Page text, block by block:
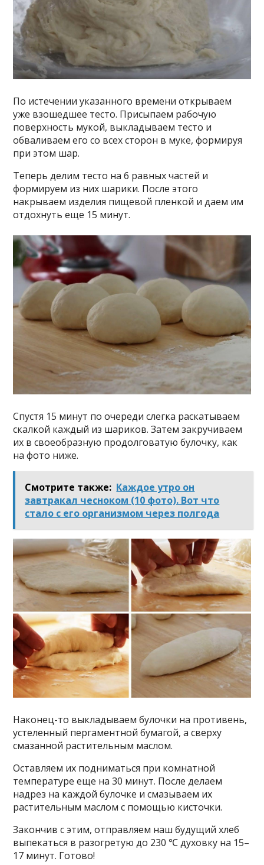
По истечении указанного времени открываем
уже взошедшее тесто. Присыпаем рабочую
поверхность мукой, выкладываем тесто и
обваливаем его со всех сторон в муке, формируя
при этом шар.
Теперь делим тесто на 6 равных частей и
формируем из них шарики. После этого
накрываем изделия пищевой пленкой и даем им
отдохнуть еще 15 минут.
Спустя 15 минут по очереди слегка раскатываем
скалкой каждый из шариков. Затем закручиваем
их в своеобразную продолговатую булочку, как
на фото ниже.
Смотрите также: Каждое утро он
завтракал чесноком (10 фото). Вот что
стало с его организмом через полгода
Наконец-то выкладываем булочки на противень,
устеленный пергаментной бумагой, а сверху
смазанной растительным маслом.
Оставляем их подниматься при комнатной
температуре еще на 30 минут. После делаем
надрез на каждой булочке и смазываем их
растительным маслом с помощью кисточки.
Закончив с этим, отправляем наш будущий хлеб
выпекаться в разогретую до 230 ℃ духовку на 15–
17 минут. Готово!